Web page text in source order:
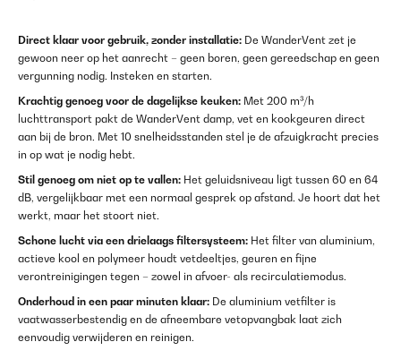
Direct klaar voor gebruik, zonder installatie: De WanderVent zet je
gewoon neer op het aanrecht – geen boren, geen gereedschap en geen
vergunning nodig. Insteken en starten.
Krachtig genoeg voor de dagelijkse keuken: Met 200 m³/h
luchttransport pakt de WanderVent damp, vet en kookgeuren direct
aan bij de bron. Met 10 snelheidsstanden stel je de afzuigkracht precies
in op wat je nodig hebt.
Stil genoeg om niet op te vallen: Het geluidsniveau ligt tussen 60 en 64
dB, vergelijkbaar met een normaal gesprek op afstand. Je hoort dat het
werkt, maar het stoort niet.
Schone lucht via een drielaags filtersysteem: Het filter van aluminium,
actieve kool en polymeer houdt vetdeeltjes, geuren en fijne
verontreinigingen tegen – zowel in afvoer- als recirculatiemodus.
Onderhoud in een paar minuten klaar: De aluminium vetfilter is
vaatwasserbestendig en de afneembare vetopvangbak laat zich
eenvoudig verwijderen en reinigen.